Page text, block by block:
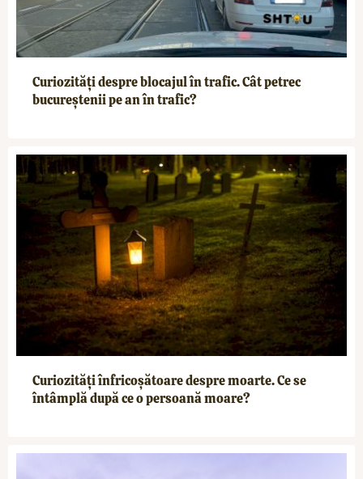
Curiozități despre blocajul în trafic. Cât petrec
bucureștenii pe an în trafic?
Curiozități înfricoșătoare despre moarte. Ce se
întâmplă după ce o persoană moare?